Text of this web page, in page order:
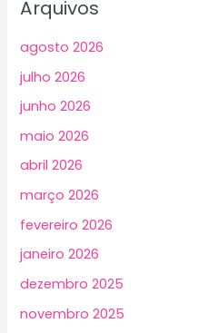
Arquivos
agosto 2026
julho 2026
junho 2026
maio 2026
abril 2026
março 2026
fevereiro 2026
janeiro 2026
dezembro 2025
novembro 2025